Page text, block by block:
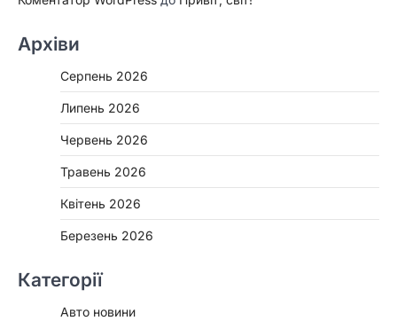
Архіви
Серпень 2026
Липень 2026
Червень 2026
Травень 2026
Квітень 2026
Березень 2026
Категорії
Авто новини